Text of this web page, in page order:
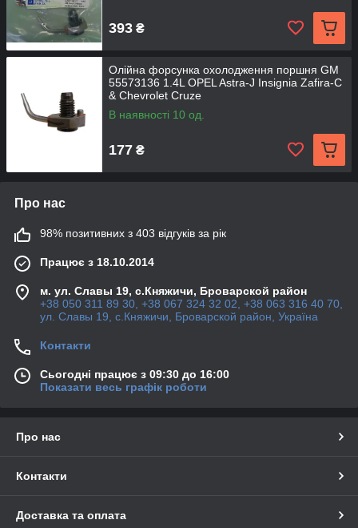
393 ₴
Олійна форсунка охолодження поршня GM
55573136 1.4L OPEL Astra-J Insignia Zafira-C
& Chevrolet Cruze
В наявності 10 од.
177 ₴
Про нас
98% позитивних з 403 відгуків за рік
Працює з 18.10.2014
м. ул. Славы 19, с.Княжичи, Броварской район
+38 050 311 89 30, +38 067 324 32 02, +38 063 316 40 70,
ул. Славы 19, с.Княжичи, Броварской район, Україна
Контакти
Сьогодні працює з 09:30 до 16:00
Показати весь графік роботи
Про нас
Контакти
Доставка та оплата